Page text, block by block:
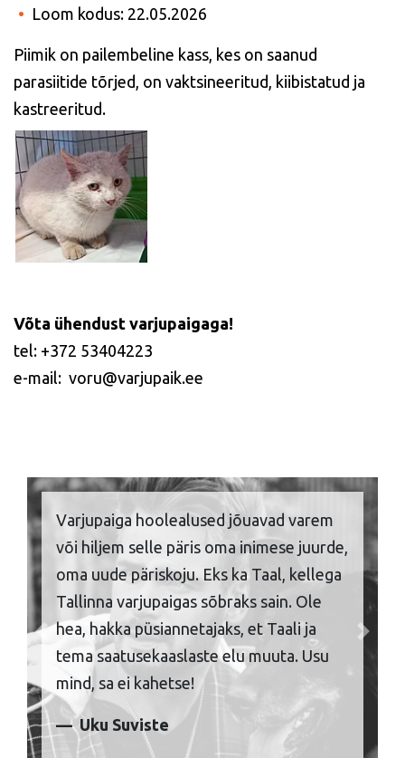
Loom kodus: 22.05.2026
Piimik on pailembeline kass, kes on saanud
parasiitide tõrjed, on vaktsineeritud, kiibistatud ja
kastreeritud.
Võta ühendust varjupaigaga!
tel: +372 53404223
e-mail: voru@varjupaik.ee
Varjupaiga hoolealused jõuavad varem
või hiljem selle päris oma inimese juurde,
oma uude päriskoju. Eks ka Taal, kellega
Tallinna varjupaigas sõbraks sain. Ole
hea, hakka püsiannetajaks, et Taali ja
tema saatusekaaslaste elu muuta. Usu
mind, sa ei kahetse!
Uku Suviste
Previous Next